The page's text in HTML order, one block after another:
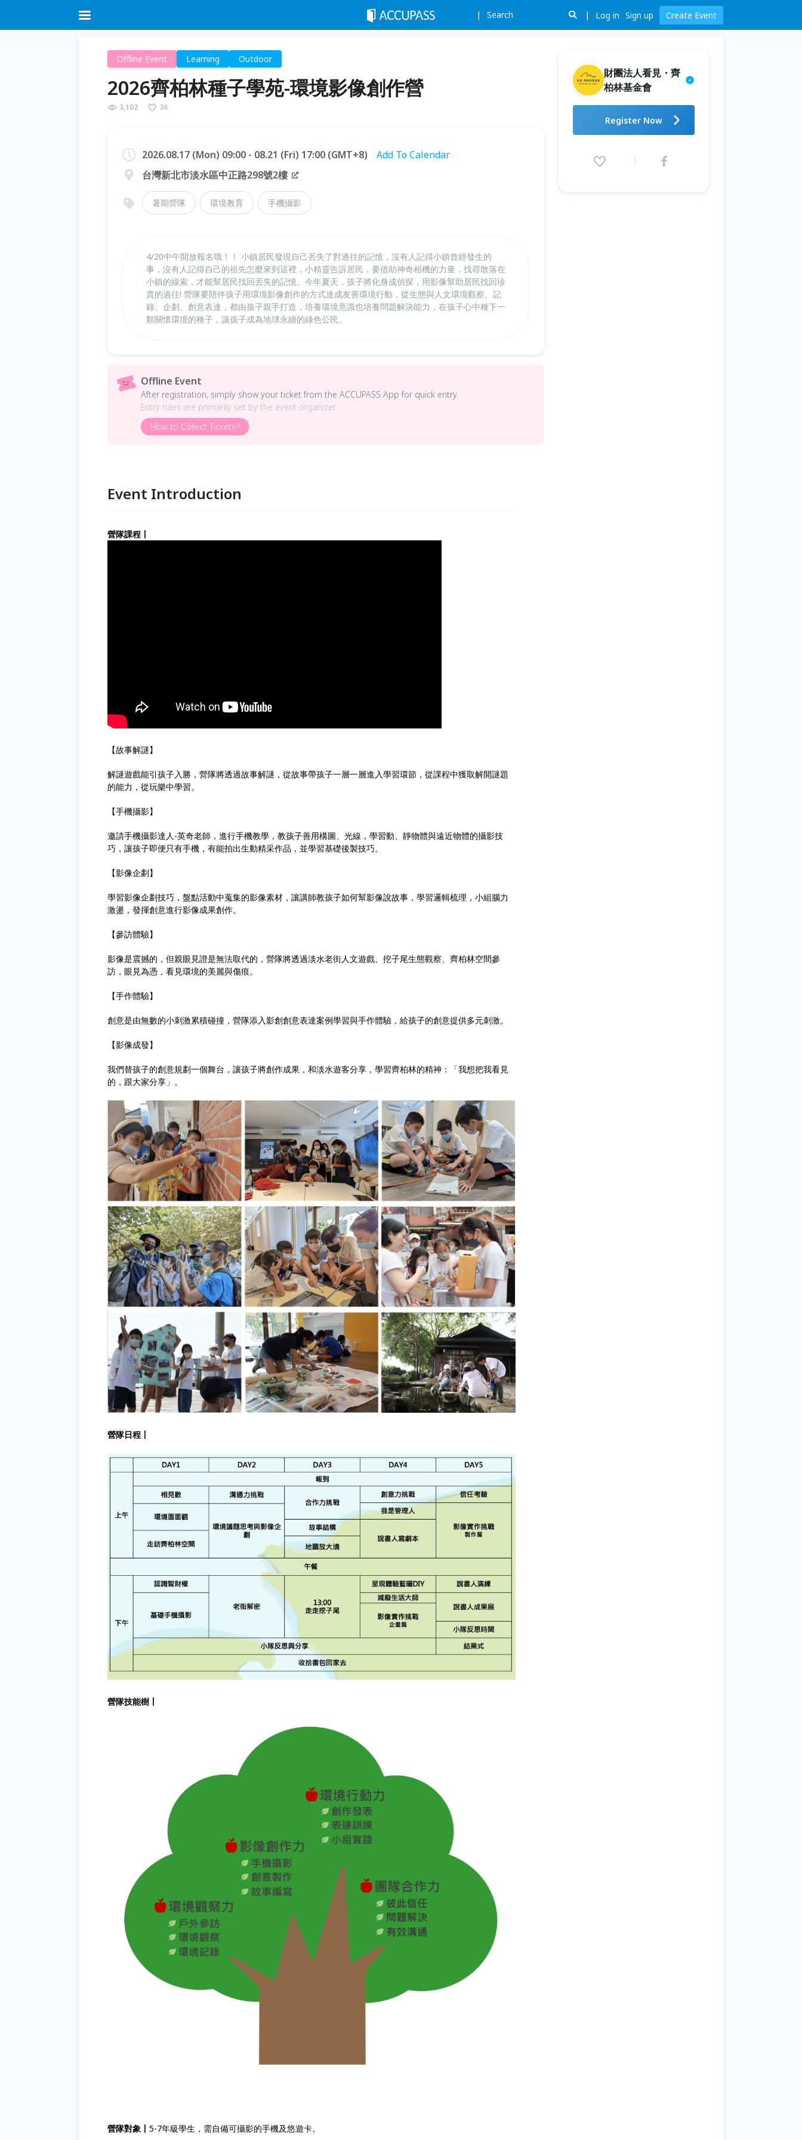
Search Log in Sign up Create Event
Offline Event Learning Outdoor
2026齊柏林種子學苑-環境影像創作營
3,102 36
2026.08.17 (Mon) 09:00 - 08.21 (Fri) 17:00 (GMT+8)
Add To Calendar
台灣新北市淡水區中正路298號2樓
暑期營隊 環境教育 手機攝影
4/20中午開放報名哦！！ 小鎮居民發現自己丟失了對過往的記憶，沒有人記得小鎮曾經發生的
事，沒有人記得自己的祖先怎麼來到這裡，小精靈告訴居民，要借助神奇相機的力量，找尋散落在
小鎮的線索，才能幫居民找回丟失的記憶。今年夏天，孩子將化身成偵探，用影像幫助居民找回珍
貴的過往! 營隊要陪伴孩子用環境影像創作的方式達成友善環境行動，從生態與人文環境觀察、記
錄、企劃、創意表達，都由孩子親手打造，培養環境意識也培養問題解決能力，在孩子心中種下一
顆關懷環境的種子，讓孩子成為地球永續的綠色公民。
Offline Event
After registration, simply show your ticket from the ACCUPASS App for quick entry.
Entry rules are primarily set by the event organizer.
How to Collect Tickets?
Event Introduction
營隊課程⼁
【故事解謎】
解謎遊戲能引孩子入勝，營隊將透過故事解謎，從故事帶孩子一層一層進入學習環節，從課程中獲取解開謎題
的能力，從玩樂中學習。
【手機攝影】
邀請手機攝影達人-英奇老師，進行手機教學，教孩子善用構圖、光線，學習動、靜物體與遠近物體的攝影技
巧，讓孩子即便只有手機，有能拍出生動精采作品，並學習基礎後製技巧。
【影像企劃】
學習影像企劃技巧，盤點活動中蒐集的影像素材，讓講師教孩子如何幫影像說故事，學習邏輯梳理，小組腦力
激盪，發揮創意進行影像成果創作。
【參訪體驗】
影像是震撼的，但親眼見證是無法取代的，營隊將透過淡水老街人文遊戲、挖子尾生態觀察、齊柏林空間參
訪，眼見為憑，看見環境的美麗與傷痕。
【手作體驗】
創意是由無數的小刺激累積碰撞，營隊添入影創創意表達案例學習與手作體驗，給孩子的創意提供多元刺激。
【影像成發】
我們替孩子的創意規劃一個舞台，讓孩子將創作成果，和淡水遊客分享，學習齊柏林的精神：「我想把我看見
的，跟大家分享」。
營隊日程⼁
營隊技能樹⼁
營隊對象⼁ 5-7年級學生，需自備可攝影的手機及悠遊卡。
財團法人看見・齊
柏林基金會
2026.08.17 (Mon) 09:00 - 08.21
Register Now